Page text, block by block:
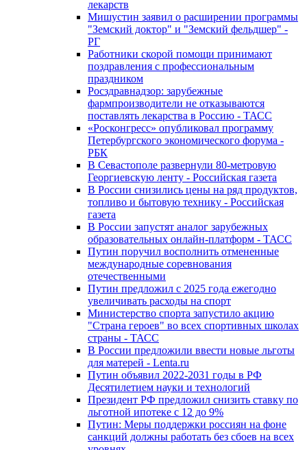
лекарств
Мишустин заявил о расширении программы
"Земский доктор" и "Земский фельдшер" -
РГ
Работники скорой помощи принимают
поздравления с профессиональным
праздником
Росздравнадзор: зарубежные
фармпроизводители не отказываются
поставлять лекарства в Россию - ТАСС
«Росконгресс» опубликовал программу
Петербургского экономического форума -
РБК
В Севастополе развернули 80-метровую
Георгиевскую ленту - Российская газета
В России снизились цены на ряд продуктов,
топливо и бытовую технику - Российская
газета
В России запустят аналог зарубежных
образовательных онлайн-платформ - ТАСС
Путин поручил восполнить отмененные
международные соревнования
отечественными
Путин предложил с 2025 года ежегодно
увеличивать расходы на спорт
Министерство спорта запустило акцию
"Страна героев" во всех спортивных школах
страны - ТАСС
В России предложили ввести новые льготы
для матерей - Lenta.ru
Путин объявил 2022-2031 годы в РФ
Десятилетием науки и технологий
Президент РФ предложил снизить ставку по
льготной ипотеке с 12 до 9%
Путин: Меры поддержки россиян на фоне
санкций должны работать без сбоев на всех